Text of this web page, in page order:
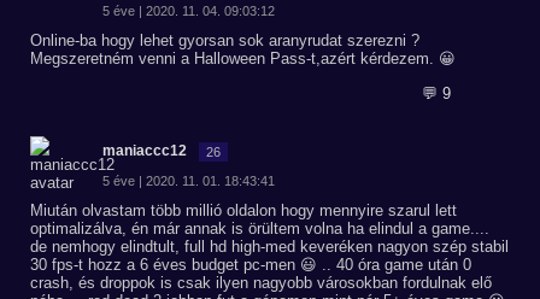
5 éve | 2020. 11. 04. 09:03:12
Online-ba hogy lehet gyorsan sok aranyrudat szerezni ?
Megszeretném venni a Halloween Pass-t,azért kérdezem. 😀
💬 9
maniaccc12 26
5 éve | 2020. 11. 01. 18:43:41
Miután olvastam több millió oldalon hogy mennyire szarul lett
optimalizálva, én már annak is örültem volna ha elindul a game....
de nemhogy elindtult, full hd high-med keveréken nagyon szép stabil
30 fps-t hozz a 6 éves budget pc-men 😃 .. 40 óra game után 0
crash, és droppok is csak ilyen nagyobb városokban fordulnak elő